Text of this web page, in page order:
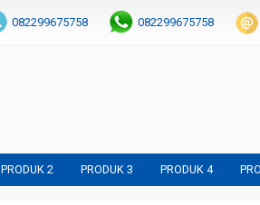
082299675758 082299675758
PRODUK 2 PRODUK 3 PRODUK 4